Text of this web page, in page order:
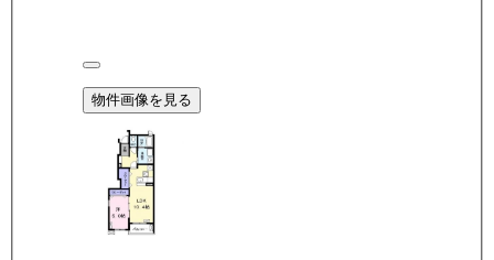
物件画像を見る